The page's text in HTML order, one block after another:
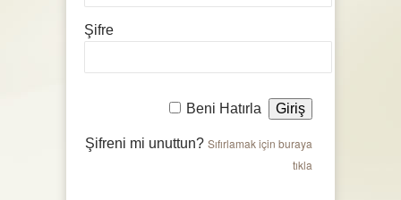
Şifre
Beni Hatırla
Şifreni mi unuttun? Sıfırlamak için buraya
tıkla